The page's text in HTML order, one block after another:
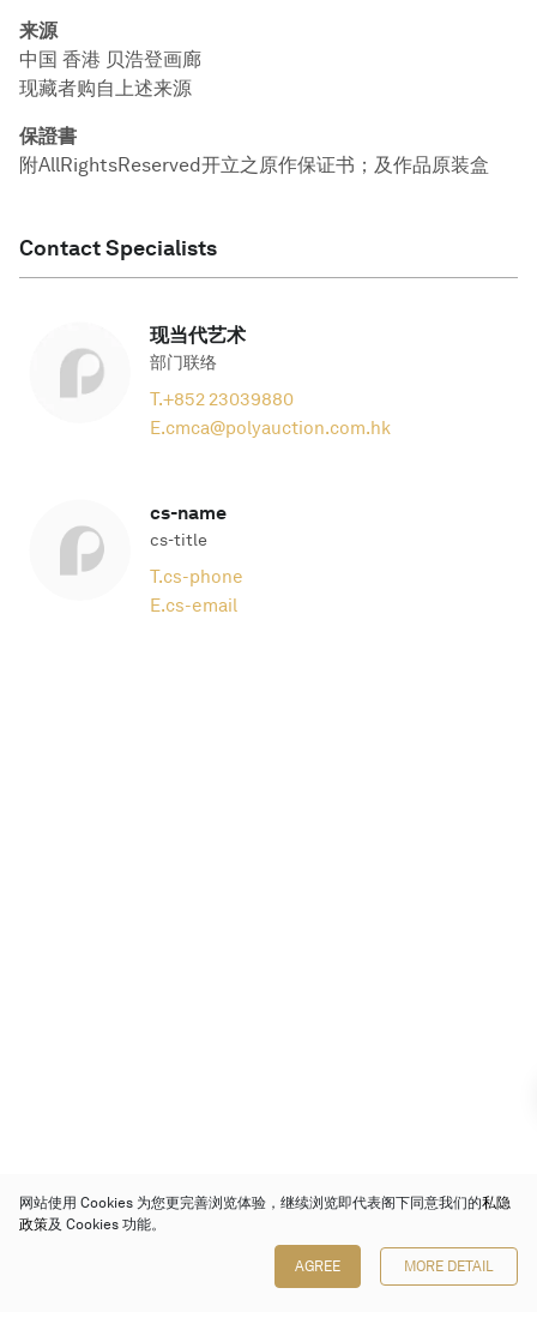
来源
中国 香港 贝浩登画廊
现藏者购自上述来源
保證書
附AllRightsReserved开立之原作保证书；及作品原装盒
Contact Specialists
现当代艺术
部门联络
T.+852 23039880
E.cmca@polyauction.com.hk
cs-name
cs-title
T.cs-phone
E.cs-email
网站使用 Cookies 为您更完善浏览体验，继续浏览即代表阁下同意我们的私隐
政策及 Cookies 功能。
AGREE MORE DETAIL